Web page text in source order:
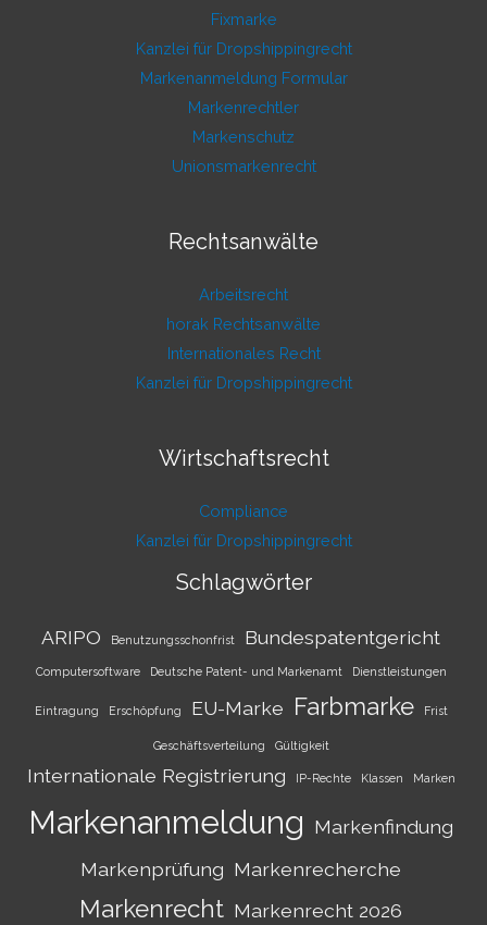
Fixmarke
Kanzlei für Dropshippingrecht
Markenanmeldung Formular
Markenrechtler
Markenschutz
Unionsmarkenrecht
Rechtsanwälte
Arbeitsrecht
horak Rechtsanwälte
Internationales Recht
Kanzlei für Dropshippingrecht
Wirtschaftsrecht
Compliance
Kanzlei für Dropshippingrecht
Schlagwörter
ARIPO Benutzungsschonfrist Bundespatentgericht
Computersoftware Deutsche Patent- und Markenamt Dienstleistungen
Eintragung Erschöpfung EU-Marke Farbmarke Frist
Geschäftsverteilung Gültigkeit
Internationale Registrierung IP-Rechte Klassen Marken
Markenanmeldung Markenfindung
Markenprüfung Markenrecherche
Markenrecht Markenrecht 2026